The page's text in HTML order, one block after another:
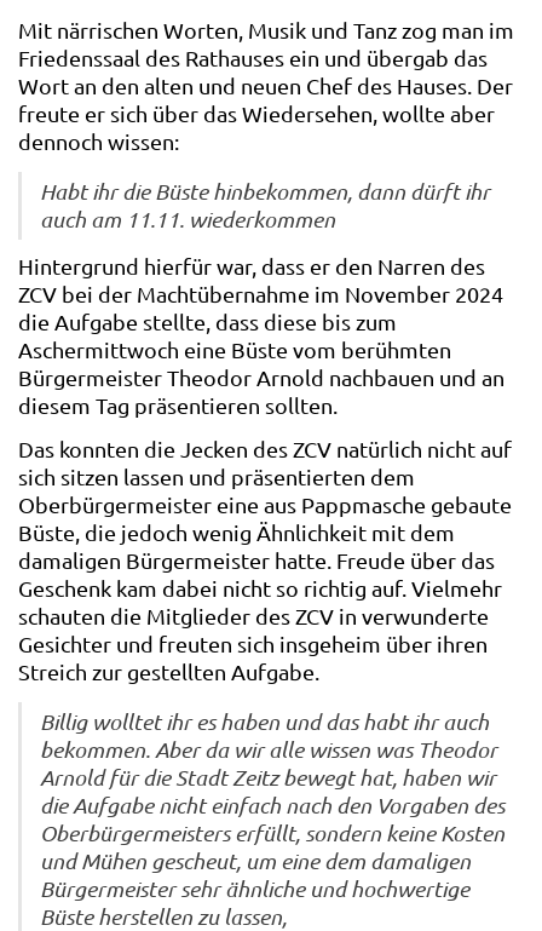
Mit närrischen Worten, Musik und Tanz zog man im
Friedenssaal des Rathauses ein und übergab das
Wort an den alten und neuen Chef des Hauses. Der
freute er sich über das Wiedersehen, wollte aber
dennoch wissen:
Habt ihr die Büste hinbekommen, dann dürft ihr
auch am 11.11. wiederkommen
Hintergrund hierfür war, dass er den Narren des
ZCV bei der Machtübernahme im November 2024
die Aufgabe stellte, dass diese bis zum
Aschermittwoch eine Büste vom berühmten
Bürgermeister Theodor Arnold nachbauen und an
diesem Tag präsentieren sollten.
Das konnten die Jecken des ZCV natürlich nicht auf
sich sitzen lassen und präsentierten dem
Oberbürgermeister eine aus Pappmasche gebaute
Büste, die jedoch wenig Ähnlichkeit mit dem
damaligen Bürgermeister hatte. Freude über das
Geschenk kam dabei nicht so richtig auf. Vielmehr
schauten die Mitglieder des ZCV in verwunderte
Gesichter und freuten sich insgeheim über ihren
Streich zur gestellten Aufgabe.
Billig wolltet ihr es haben und das habt ihr auch
bekommen. Aber da wir alle wissen was Theodor
Arnold für die Stadt Zeitz bewegt hat, haben wir
die Aufgabe nicht einfach nach den Vorgaben des
Oberbürgermeisters erfüllt, sondern keine Kosten
und Mühen gescheut, um eine dem damaligen
Bürgermeister sehr ähnliche und hochwertige
Büste herstellen zu lassen,